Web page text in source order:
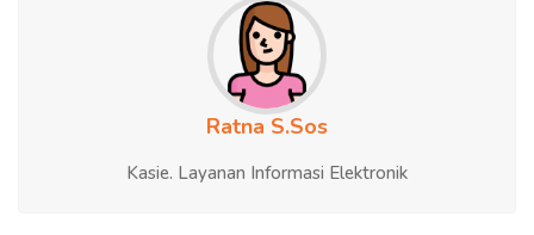
Ratna S.Sos
Kasie. Layanan Informasi Elektronik